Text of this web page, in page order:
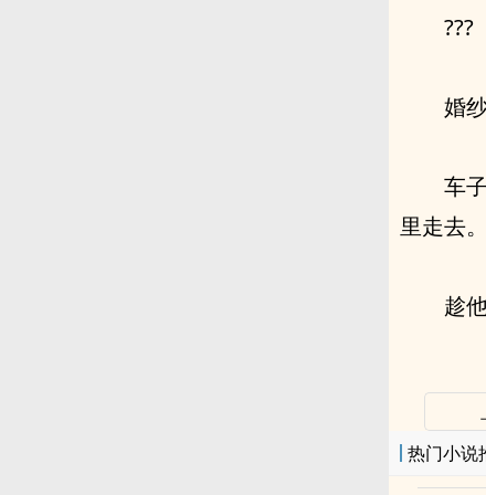
???
婚
车
里走去
趁
热门小说